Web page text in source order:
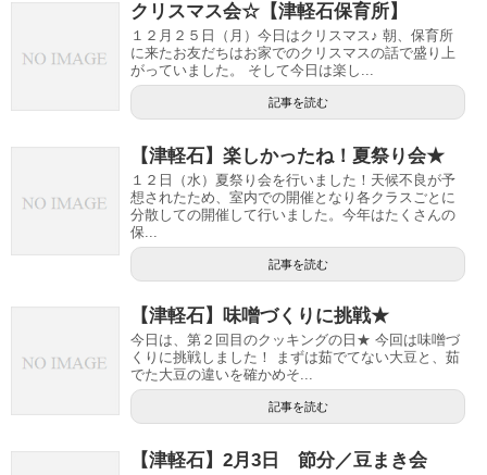
クリスマス会☆【津軽石保育所】
１２月２５日（月）今日はクリスマス♪ 朝、保育所
に来たお友だちはお家でのクリスマスの話で盛り上
がっていました。 そして今日は楽し...
記事を読む
【津軽石】楽しかったね！夏祭り会★
１２日（水）夏祭り会を行いました！天候不良が予
想されたため、室内での開催となり各クラスごとに
分散しての開催して行いました。今年はたくさんの
保...
記事を読む
【津軽石】味噌づくりに挑戦★
今日は、第２回目のクッキングの日★ 今回は味噌づ
くりに挑戦しました！ まずは茹でてない大豆と、茹
でた大豆の違いを確かめそ...
記事を読む
【津軽石】2月3日 節分／豆まき会